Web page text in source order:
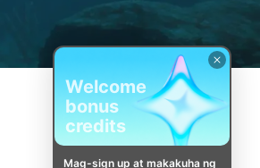
Welcome
bonus
credits
Mag-sign up at makakuha ng